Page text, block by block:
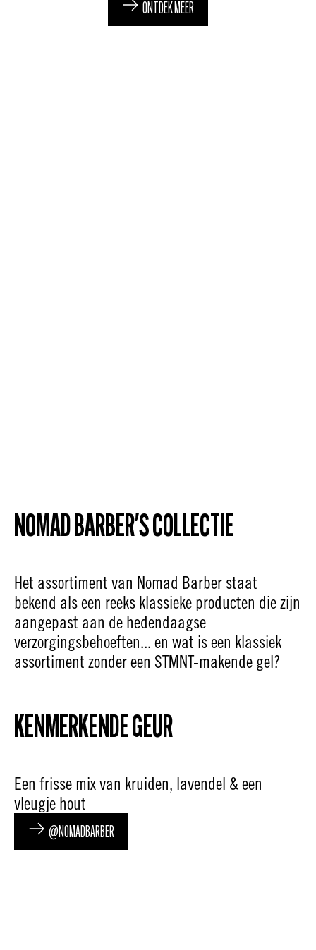
ONTDEK MEER
NOMAD BARBER'S COLLECTIE
Het assortiment van Nomad Barber staat
bekend als een reeks klassieke producten die zijn
aangepast aan de hedendaagse
verzorgingsbehoeften... en wat is een klassiek
assortiment zonder een STMNT-makende gel?
KENMERKENDE GEUR
Een frisse mix van kruiden, lavendel & een
vleugje hout
@NOMADBARBER